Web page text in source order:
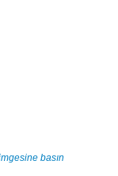
basın